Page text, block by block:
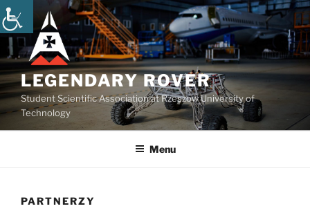
Przejdź
do
treści
LEGENDARY ROVER
Student Scientific Association at Rzeszow University of
Technology
Menu
PARTNERZY